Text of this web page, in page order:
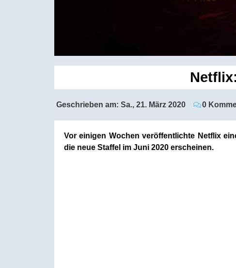
Geschrieben am: Sa., 21. März 2020 0
Vor einigen Wochen veröffentlichte Netflix
die neue Staffel im Juni 2020 erscheinen.